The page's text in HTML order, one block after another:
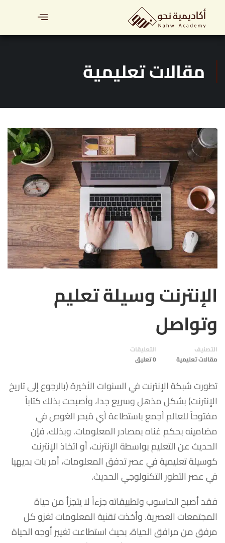
مقالات تعليمية
الإنترنت وسيلة تعليم
وتواصل
التصنيف
مقالات تعليمية
التعليقات
0 تعليق
تطورت شبكة الإنترنت في السنوات الأخيرة (بالرجوع إلى تاريخ
الإنترنت) بشكل مذهل وسريع جدا، وأصبحت بذلك كتاباً
مفتوحاً للعالم أجمع باستطاعة أي مُبحر الغوص في
مضامينه بحكم غناه بمصادر المعلومات. وبذلك، فإن
الحديث عن التعليم بواسطة الإنترنت، أو اتخاذ الإنترنت
كوسيلة تعليمية في عصر تدفق المعلومات، أمر بات بديهيا
في عصر التطور التكنولوجي الحديث.
فقد أصبح الحاسوب وتطبيقاته جزءاً لا يتجزأ من حياة
المجتمعات العصرية. وأخذت تقنية المعلومات تغزو كل
مرفق من مرافق الحياة، بحيث استطاعت تغيير أوجه الحياة